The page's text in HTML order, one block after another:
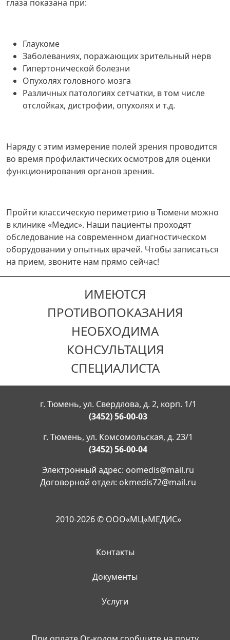
глаза показана при:
Глаукоме
Заболеваниях, поражающих зрительный нерв
Гипертонической болезни
Опухолях головного мозга
Различных патологиях сетчатки, в том числе
отслойках, дистрофии, опухолях и т.д.
Наряду с этим измерение полей зрения проводится
во время профилактических осмотров для оценки
функционирования органов зрения.
Пройти классическую периметрию в Тюмени можно
в клинике «Медис». Наши пациенты проходят
обследование на современном диагностическом
оборудовании у опытных врачей. Чтобы записаться
на прием, звоните нам прямо сейчас!
ИМЕЮТСЯ
ПРОТИВОПОКАЗАНИЯ
НЕОБХОДИМА
КОНСУЛЬТАЦИЯ
СПЕЦИАЛИСТА
г. Тюмень, ул. Свердлова, д. 2, корп. 1/1
(3452) 56-00-03
г. Тюмень, ул. Комсомольская, д. 23/1
(3452) 56-00-04
Электронный адрес: oomedis@mail.ru
Договорной отдел: okmedis72@mail.ru
2010-2026 © ООО«МЦ«МЕДИС»
Контакты
Документы
Услуги